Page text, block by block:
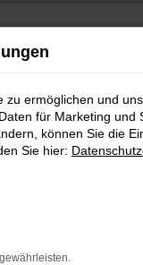
ermöglichen und
für Marketing und
können Sie die
Sie hier: